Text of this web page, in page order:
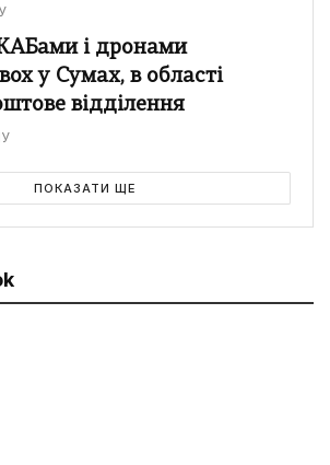
і дронами
у Сумах, в області
відділення
ПОКАЗАТИ ЩЕ